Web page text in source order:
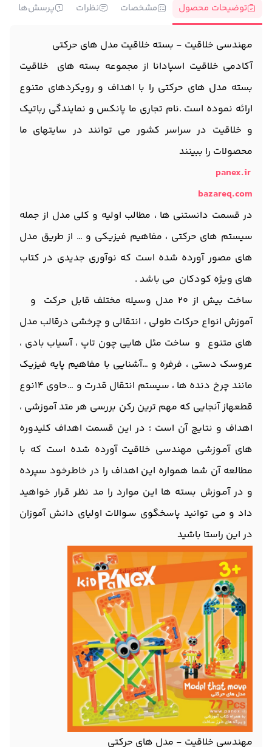
توضیحات محصول مشخصات نظرات پرسش‌ها
مهندسی خلاقیت - بسته خلاقیت مدل های حرکتی
آکادمی خلاقیت اسپادانا از مجموعه بسته های خلاقیت
بسته مدل های حرکتی را با اهداف و رویکردهای متنوع
ارائه نموده است .نام تجاری ما پانکس و نمایندگی رباتیک
و خلاقیت در سراسر کشور می توانند در سایتهای ما
محصولات را ببینند
bazareq.com
در قسمت دانستنی ها ، مطالب اولیه و کلی مدل از جمله
سیستم های حرکتی ، مفاهیم فیزیکی و … از طریق مدل
های مصور آورده شده است که نوآوری جدیدی در کتاب
های ویژه کودکان می باشد .
ساخت بیش از 20 مدل وسیله مختلف قابل حرکت و
آموزش انواع حرکات طولی ، انتقالی و چرخشی درقالب مدل
های متنوع و ساخت مئل هایی چون تاپ ، آسیاب بادی ،
عروسک دستی ، فرفره و …آشنایی با مفاهیم پایه فیزیک
مانند چرخ دنده ها ، سیستم انتقال قدرت و …حاوی 14نوع
قطعهاز آنجایی که مهم ترین رکن بررسی هر متد آموزشی ،
اهداف و نتایج آن است ؛ در ایـن قسمت اهداف کلیدوره
های آمـوزشی مهندسی خلاقیت آورده شده است که با
مطالعه آن شما همواره ایـن اهداف را در خاطـرخود سپرده
و در آمـوزش بسته ها ایـن موارد را مد نظـر قـرار خواهید
داد و مـی توانید پاسخگوی سـوالات اولیای دانش آموزان
در این راستا باشید
مهندسی خلاقیت - مدل های حرکتی